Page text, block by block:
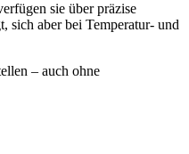
sie über präzise
sich aber bei Temperatur- und
– auch ohne